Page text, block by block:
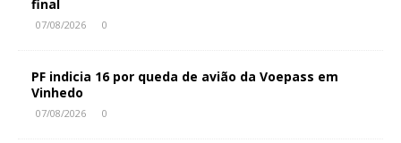
final
07/08/2026 0
PF indicia 16 por queda de avião da Voepass em
Vinhedo
07/08/2026 0